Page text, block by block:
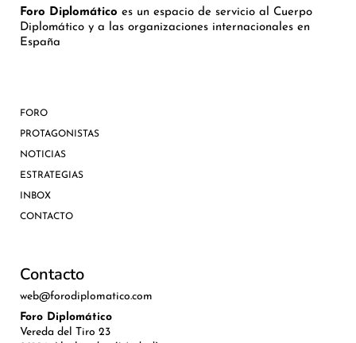
Foro Diplomático es un espacio de servicio al Cuerpo
Diplomático y a las organizaciones internacionales en
España
FORO
PROTAGONISTAS
NOTICIAS
ESTRATEGIAS
INBOX
CONTACTO
Contacto
web@forodiplomatico.com
Foro Diplomático
Vereda del Tiro 23